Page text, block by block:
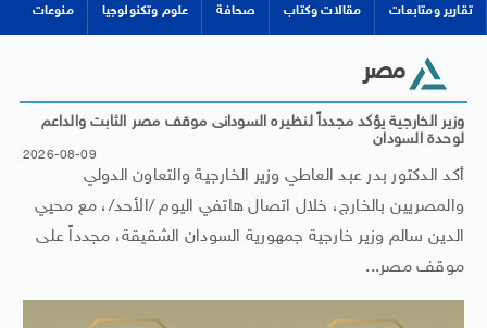
تقارير ومتابعات مقالات وكتاب صحافة علوم وتكنولوجيا منوعات
مصر
وزير الخارجية يؤكد مجدداً لنظيره السودانى موقف مصر الثابت والداعم
لوحدة السودان
2026-08-09
أكد الدكتور بدر عبد العاطي وزير الخارجية والتعاون الدولي
والمصريين بالخارج، خلال اتصال هاتفي اليوم /الأحد/، مع محيي
الدين سالم وزير خارجية جمهورية السودان الشقيقة، مجدداً على
موقف مصر...